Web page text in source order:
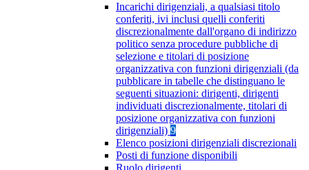
Incarichi dirigenziali, a qualsiasi titolo
conferiti, ivi inclusi quelli conferiti
discrezionalmente dall'organo di indirizzo
politico senza procedure pubbliche di
selezione e titolari di posizione
organizzativa con funzioni dirigenziali (da
pubblicare in tabelle che distinguano le
seguenti situazioni: dirigenti, dirigenti
individuati discrezionalmente, titolari di
posizione organizzativa con funzioni
dirigenziali) 9
Elenco posizioni dirigenziali discrezionali
Posti di funzione disponibili